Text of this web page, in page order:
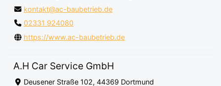
kontakt@ac-baubetrieb.de
02331 924080
https://www.ac-baubetrieb.de
A.H Car Service GmbH
Deusener Straße 102, 44369 Dortmund